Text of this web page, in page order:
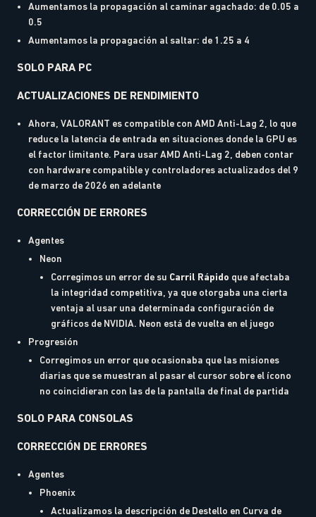
Aumentamos la propagación al caminar agachado: de 0.05 a
0.5
Aumentamos la propagación al saltar: de 1.25 a 4
SOLO PARA PC
ACTUALIZACIONES DE RENDIMIENTO
Ahora, VALORANT es compatible con AMD Anti-Lag 2, lo que
reduce la latencia de entrada en situaciones donde la GPU es
el factor limitante. Para usar AMD Anti-Lag 2, deben contar
con hardware compatible y controladores actualizados del 9
de marzo de 2026 en adelante
CORRECCIÓN DE ERRORES
Agentes
Neon
Corregimos un error de su Carril Rápido que afectaba
la integridad competitiva, ya que otorgaba una cierta
ventaja al usar una determinada configuración de
gráficos de NVIDIA. Neon está de vuelta en el juego
Progresión
Corregimos un error que ocasionaba que las misiones
diarias que se muestran al pasar el cursor sobre el ícono
no coincidieran con las de la pantalla de final de partida
SOLO PARA CONSOLAS
CORRECCIÓN DE ERRORES
Agentes
Phoenix
Actualizamos la descripción de Destello en Curva de